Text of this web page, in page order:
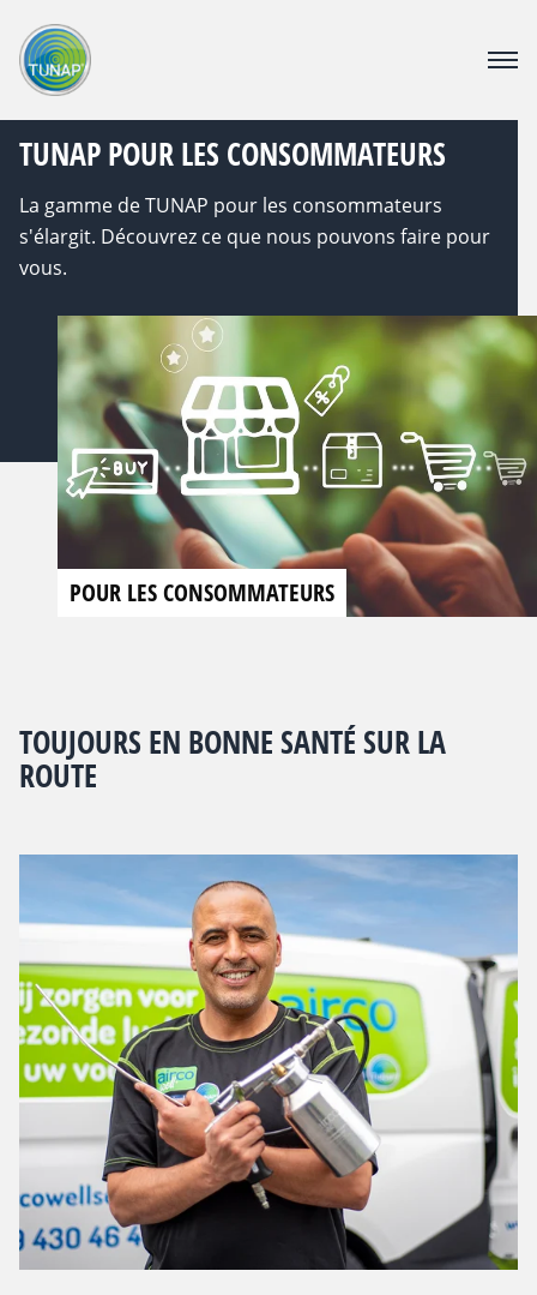
CONNAISSANCES
À PROPOS DE TUNAP
CATALOGUE
Boutique en ligne pour entreprises
Pour les consommateurs
TUNAP POUR LES CONSOMMATEURS
La gamme de TUNAP pour les consommateurs
s'élargit. Découvrez ce que nous pouvons faire pour
vous.
POUR LES CONSOMMATEURS
TOUJOURS EN BONNE SANTÉ SUR LA
ROUTE